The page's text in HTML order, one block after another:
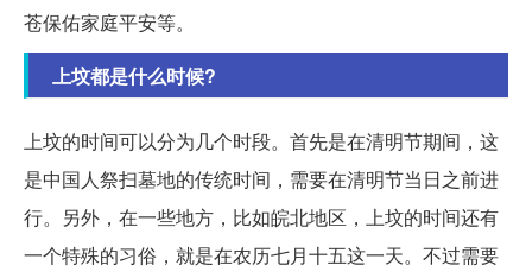
苍保佑家庭平安等。
上坟都是什么时候?
上坟的时间可以分为几个时段。首先是在清明节期间，这
是中国人祭扫墓地的传统时间，需要在清明节当日之前进
行。另外，在一些地方，比如皖北地区，上坟的时间还有
一个特殊的习俗，就是在农历七月十五这一天。不过需要